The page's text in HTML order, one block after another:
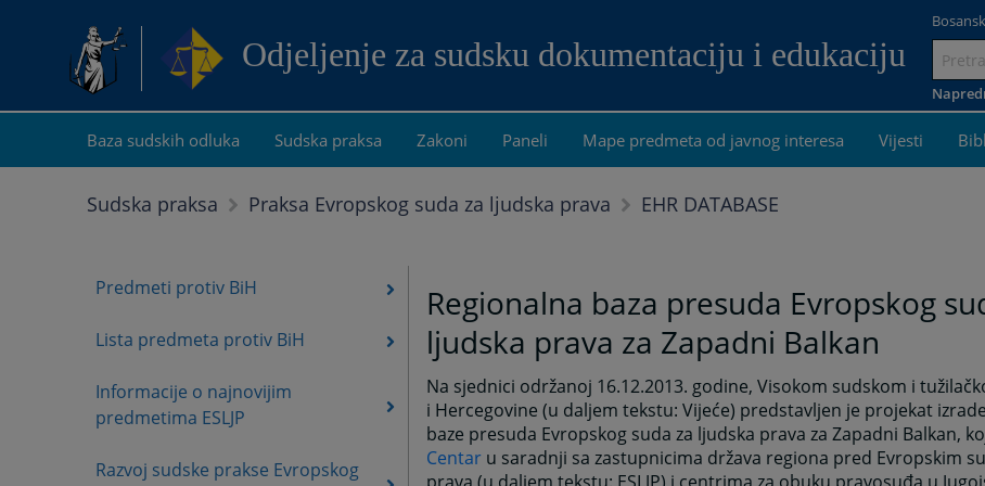
Odjeljenje za sudsku dokumentaciju i edukaciju
na
sadržaj
Baza sudskih odluka Sudska praksa Zakoni Paneli Mape predmeta od javnog interesa Vijesti
Sudska praksa Praksa Evropskog suda za ljudska prava EHR DATABASE
Predmeti protiv BiH
Lista predmeta protiv BiH
Informacije o najnovijim
predmetima ESLJP
Razvoj sudske prakse Evropskog
Regionalna baza presuda Evropskog
ljudska prava za Zapadni Balkan
Na sjednici održanoj 16.12.2013. godine, Visokom sudskom i
i Hercegovine (u daljem tekstu: Vijeće) predstavljen je projekat
baze presuda Evropskog suda za ljudska prava za Zapadni Balkan,
Centar u saradnji sa zastupnicima država regiona pred Evropskim